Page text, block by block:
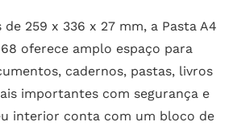
de 259 x 336 x 27 mm, a Pasta A4
oferece amplo espaço para
cadernos, pastas, livros
importantes com segurança e
interior conta com um bloco de